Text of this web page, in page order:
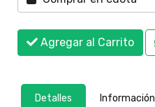
Agregar al Carrito
Detalles Información